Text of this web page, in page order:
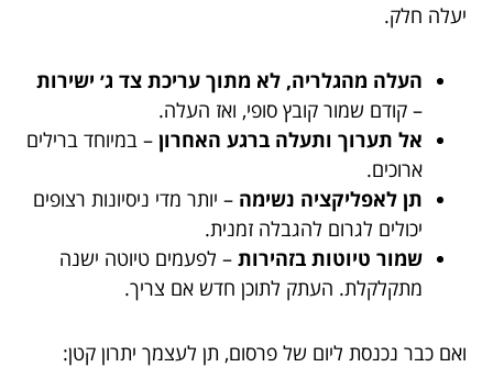
יעלה חלק.
העלה מהגלריה, לא מתוך עריכת צד ג׳ ישירות
– קודם שמור קובץ סופי, ואז העלה.
אל תערוך ותעלה ברגע האחרון – במיוחד ברילים
ארוכים.
תן לאפליקציה נשימה – יותר מדי ניסיונות רצופים
יכולים לגרום להגבלה זמנית.
שמור טיוטות בזהירות – לפעמים טיוטה ישנה
מתקלקלת. העתק לתוכן חדש אם צריך.
ואם כבר נכנסת ליום של פרסום, תן לעצמך יתרון קטן: